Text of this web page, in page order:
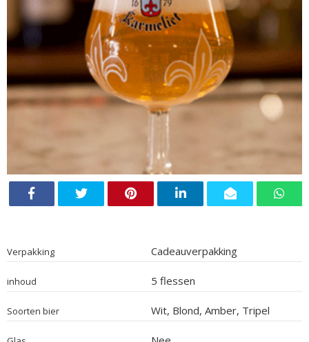
Verpakking Cadeauverpakking
inhoud 5 flessen
Soorten bier Wit, Blond, Amber, Tripel